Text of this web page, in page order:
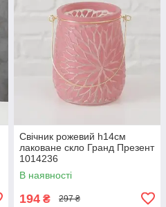
Свічник рожевий h14см
лаковане скло Гранд Презент
1014236
В наявності
194 ₴ 297 ₴